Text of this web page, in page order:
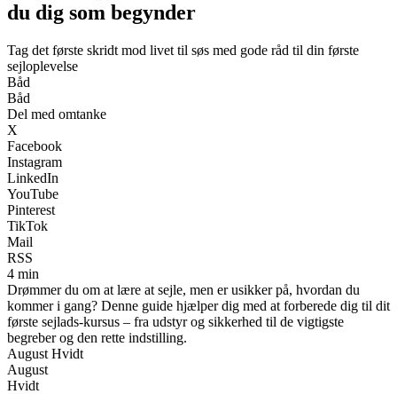
du dig som begynder
Tag det første skridt mod livet til søs med gode råd til din første
sejloplevelse
Båd
Båd
Del med omtanke
X
Facebook
Instagram
LinkedIn
YouTube
Pinterest
TikTok
Mail
RSS
4 min
Drømmer du om at lære at sejle, men er usikker på, hvordan du
kommer i gang? Denne guide hjælper dig med at forberede dig til dit
første sejlads-kursus – fra udstyr og sikkerhed til de vigtigste
begreber og den rette indstilling.
August Hvidt
August
Hvidt